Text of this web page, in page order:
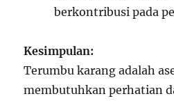
berkontribusi pada
Kesimpulan:
Terumbu karang adalah
membutuhkan perhatian